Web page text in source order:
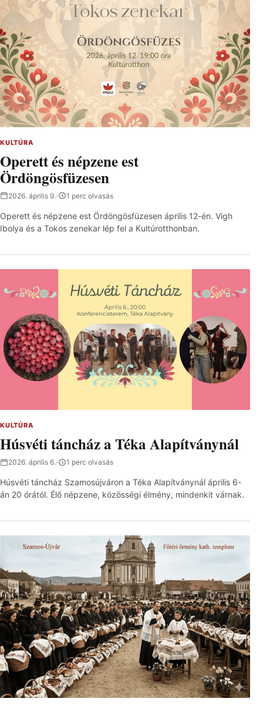
KULTÚRA
Operett és népzene est
Ördöngösfüzesen
2026. április 9.· 1 perc olvasás
Operett és népzene est Ördöngösfüzesen április 12-én. Vigh
Ibolya és a Tokos zenekar lép fel a Kultúrotthonban.
KULTÚRA
Húsvéti táncház a Téka Alapítványnál
2026. április 6.· 1 perc olvasás
Húsvéti táncház Szamosújváron a Téka Alapítványnál április 6-
án 20 órától. Élő népzene, közösségi élmény, mindenkit várnak.